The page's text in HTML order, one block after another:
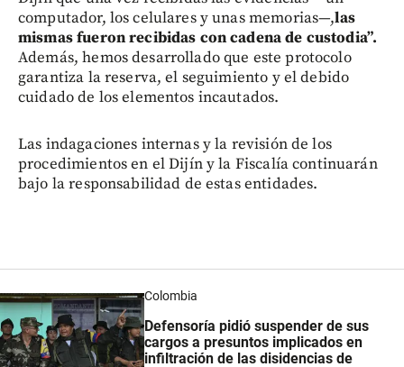
computador, los celulares y unas memorias—,las
mismas fueron recibidas con cadena de custodia”.
Además, hemos desarrollado que este protocolo
garantiza la reserva, el seguimiento y el debido
cuidado de los elementos incautados.
Las indagaciones internas y la revisión de los
procedimientos en el Dijín y la Fiscalía continuarán
bajo la responsabilidad de estas entidades.
Colombia
Defensoría pidió suspender de sus
cargos a presuntos implicados en
infiltración de las disidencias de